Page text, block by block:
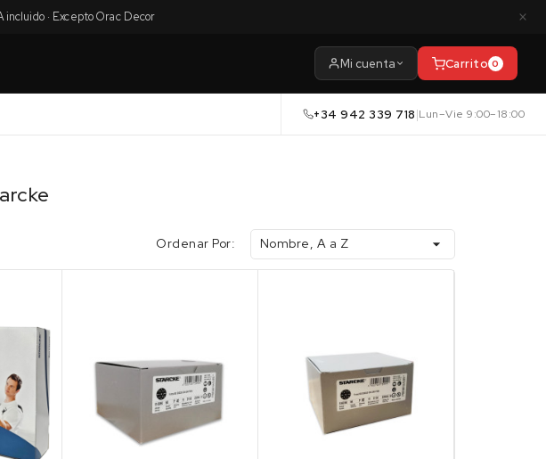
· Excepto Orac Decor ×
Mi cuenta Carrito 0
+34 942 339 718|Lun–Vie 9:00–18:00
Ordenar Por: Nombre, A a Z 